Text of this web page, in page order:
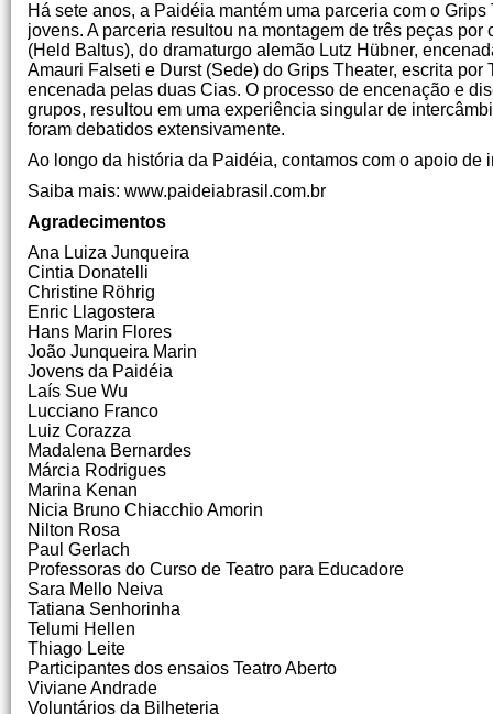
Há sete anos, a Paidéia mantém uma parceria com o
jovens. A parceria resultou na montagem de três peças
(Held Baltus), do dramaturgo alemão Lutz Hübner,
Amauri Falseti e Durst (Sede) do Grips Theater, escrita
encenada pelas duas Cias. O processo de encenação e
grupos, resultou em uma experiência singular de
foram debatidos extensivamente.
Ao longo da história da Paidéia, contamos com o apoio
Saiba mais: www.paideiabrasil.com.br
Agradecimentos
Ana Luiza Junqueira
Cintia Donatelli
Christine Röhrig
Enric Llagostera
Hans Marin Flores
João Junqueira Marin
Jovens da Paidéia
Laís Sue Wu
Lucciano Franco
Luiz Corazza
Madalena Bernardes
Márcia Rodrigues
Marina Kenan
Nicia Bruno Chiacchio Amorin
Nilton Rosa
Paul Gerlach
Professoras do Curso de Teatro para Educadore
Sara Mello Neiva
Tatiana Senhorinha
Telumi Hellen
Thiago Leite
Participantes dos ensaios Teatro Aberto
Viviane Andrade
Voluntários da Bilheteria